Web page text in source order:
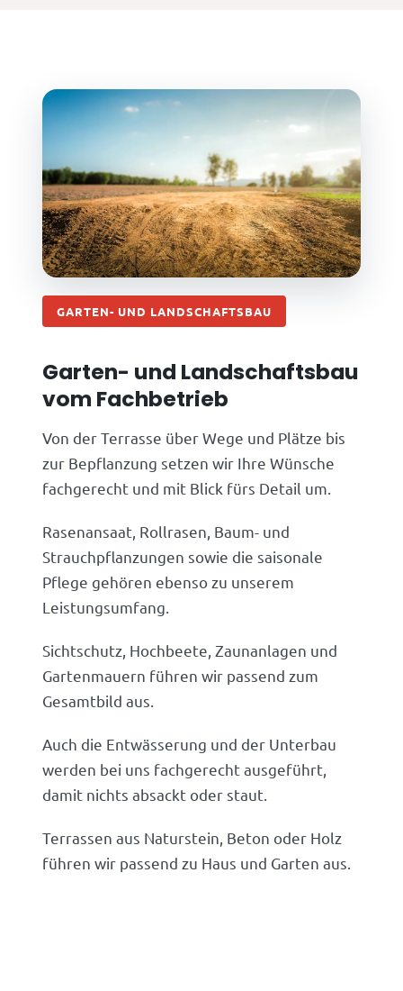
GARTEN- UND LANDSCHAFTSBAU
Garten- und Landschaftsbau
vom Fachbetrieb
Von der Terrasse über Wege und Plätze bis
zur Bepflanzung setzen wir Ihre Wünsche
fachgerecht und mit Blick fürs Detail um.
Rasenansaat, Rollrasen, Baum- und
Strauchpflanzungen sowie die saisonale
Pflege gehören ebenso zu unserem
Leistungsumfang.
Sichtschutz, Hochbeete, Zaunanlagen und
Gartenmauern führen wir passend zum
Gesamtbild aus.
Auch die Entwässerung und der Unterbau
werden bei uns fachgerecht ausgeführt,
damit nichts absackt oder staut.
Terrassen aus Naturstein, Beton oder Holz
führen wir passend zu Haus und Garten aus.